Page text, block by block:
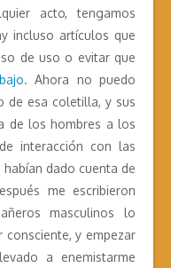
acto, tengamos
incluso artículos que
de uso o evitar que
. Ahora no puedo
de esa coletilla, y sus
de los hombres a los
interacción con las
dado cuenta de
me escribieron
masculinos lo
consciente, y empezar
a enemistarme